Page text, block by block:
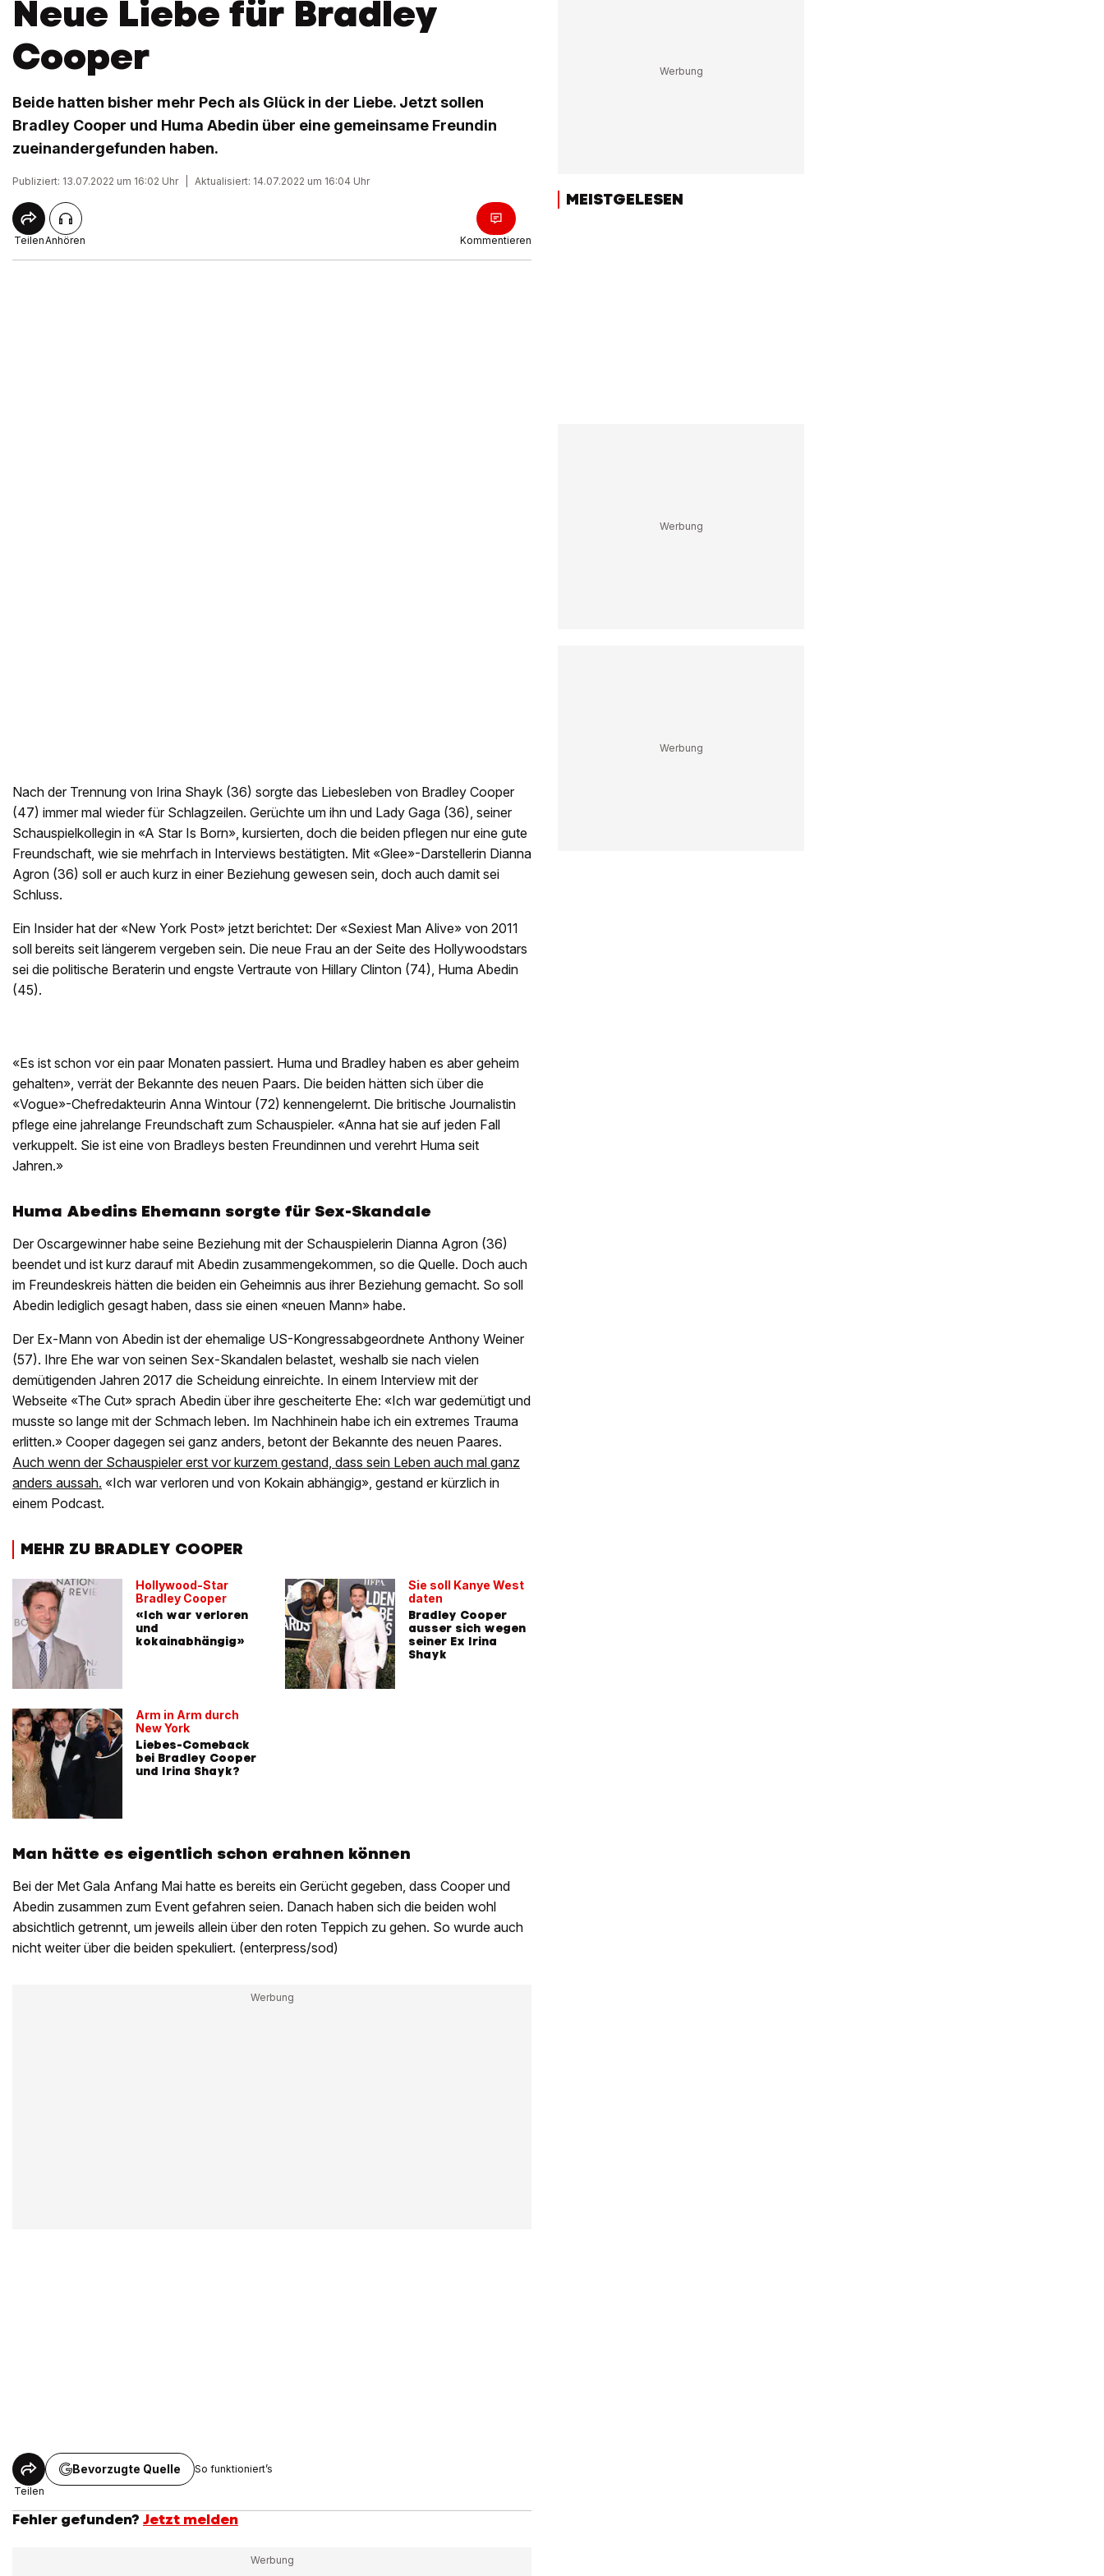
Neue Liebe für Bradley
Cooper
Beide hatten bisher mehr Pech als Glück in der Liebe. Jetzt sollen
Bradley Cooper und Huma Abedin über eine gemeinsame Freundin
zueinandergefunden haben.
Publiziert: 13.07.2022 um 16:02 Uhr Aktualisiert: 14.07.2022 um 16:04 Uhr
TeilenAnhören Kommentieren
Nach der Trennung von Irina Shayk (36) sorgte das Liebesleben von Bradley Cooper
(47) immer mal wieder für Schlagzeilen. Gerüchte um ihn und Lady Gaga (36), seiner
Schauspielkollegin in «A Star Is Born», kursierten, doch die beiden pflegen nur eine gute
Freundschaft, wie sie mehrfach in Interviews bestätigten. Mit «Glee»-Darstellerin Dianna
Agron (36) soll er auch kurz in einer Beziehung gewesen sein, doch auch damit sei
Schluss.
Ein Insider hat der «New York Post» jetzt berichtet: Der «Sexiest Man Alive» von 2011
soll bereits seit längerem vergeben sein. Die neue Frau an der Seite des Hollywoodstars
sei die politische Beraterin und engste Vertraute von Hillary Clinton (74), Huma Abedin
(45).
«Es ist schon vor ein paar Monaten passiert. Huma und Bradley haben es aber geheim
gehalten», verrät der Bekannte des neuen Paars. Die beiden hätten sich über die
«Vogue»-Chefredakteurin Anna Wintour (72) kennengelernt. Die britische Journalistin
pflege eine jahrelange Freundschaft zum Schauspieler. «Anna hat sie auf jeden Fall
verkuppelt. Sie ist eine von Bradleys besten Freundinnen und verehrt Huma seit
Jahren.»
Huma Abedins Ehemann sorgte für Sex-Skandale
Der Oscargewinner habe seine Beziehung mit der Schauspielerin Dianna Agron (36)
beendet und ist kurz darauf mit Abedin zusammengekommen, so die Quelle. Doch auch
im Freundeskreis hätten die beiden ein Geheimnis aus ihrer Beziehung gemacht. So soll
Abedin lediglich gesagt haben, dass sie einen «neuen Mann» habe.
Der Ex-Mann von Abedin ist der ehemalige US-Kongressabgeordnete Anthony Weiner
(57). Ihre Ehe war von seinen Sex-Skandalen belastet, weshalb sie nach vielen
demütigenden Jahren 2017 die Scheidung einreichte. In einem Interview mit der
Webseite «The Cut» sprach Abedin über ihre gescheiterte Ehe: «Ich war gedemütigt und
musste so lange mit der Schmach leben. Im Nachhinein habe ich ein extremes Trauma
erlitten.» Cooper dagegen sei ganz anders, betont der Bekannte des neuen Paares.
Auch wenn der Schauspieler erst vor kurzem gestand, dass sein Leben auch mal ganz
anders aussah. «Ich war verloren und von Kokain abhängig», gestand er kürzlich in
einem Podcast.
MEHR ZU BRADLEY COOPER
Hollywood-Star
Bradley Cooper
«Ich war verloren
und
kokainabhängig»
Arm in Arm durch
New York
Liebes-Comeback
bei Bradley Cooper
und Irina Shayk?
Sie soll Kanye West
daten
Bradley Cooper
ausser sich wegen
seiner Ex Irina
Shayk
Man hätte es eigentlich schon erahnen können
Bei der Met Gala Anfang Mai hatte es bereits ein Gerücht gegeben, dass Cooper und
Abedin zusammen zum Event gefahren seien. Danach haben sich die beiden wohl
absichtlich getrennt, um jeweils allein über den roten Teppich zu gehen. So wurde auch
nicht weiter über die beiden spekuliert. (enterpress/sod)
Teilen
Bevorzugte Quelle So funktioniert’s
Fehler gefunden? Jetzt melden
MEISTGELESEN